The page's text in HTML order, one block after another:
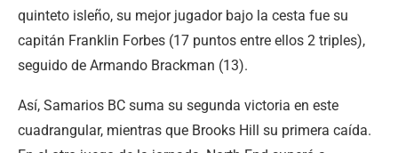
quinteto isleño, su mejor jugador bajo la cesta fue su
capitán Franklin Forbes (17 puntos entre ellos 2 triples),
seguido de Armando Brackman (13).
Así, Samarios BC suma su segunda victoria en este
cuadrangular, mientras que Brooks Hill su primera caída.